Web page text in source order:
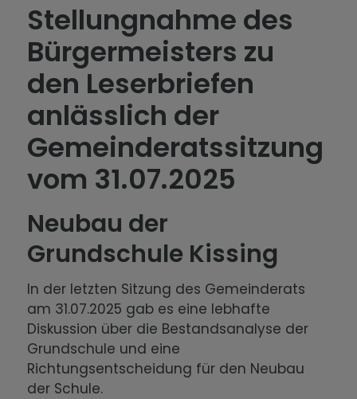
Stellungnahme des
Bürgermeisters zu
den Leserbriefen
anlässlich der
Gemeinderatssitzung
vom 31.07.2025
Neubau der
Grundschule Kissing
In der letzten Sitzung des Gemeinderats
am 31.07.2025 gab es eine lebhafte
Diskussion über die Bestandsanalyse der
Grundschule und eine
Richtungsentscheidung für den Neubau
der Schule.